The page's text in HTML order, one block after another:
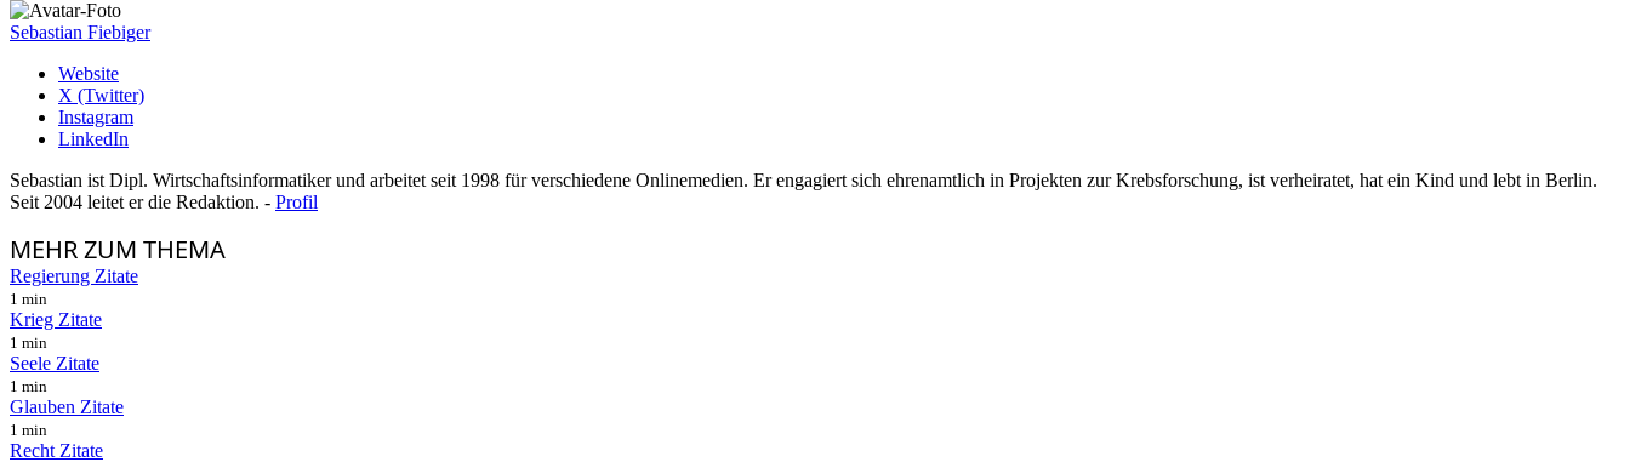
Sebastian Fiebiger
Website
X (Twitter)
Instagram
LinkedIn
Sebastian ist Dipl. Wirtschaftsinformatiker und arbeitet seit 1998 für verschiedene Onlinemedien. Er engagiert sich ehrenamtlich in Projekten zur Krebsforschung, ist verheiratet, hat ein Kind und lebt in Berlin.
Seit 2004 leitet er die Redaktion. - Profil
MEHRZUM THEMA
Regierung Zitate
1 min
Krieg Zitate
1 min
Seele Zitate
1 min
Glauben Zitate
1 min
Recht Zitate